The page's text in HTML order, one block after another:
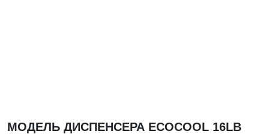
МОДЕЛЬ ДИСПЕНСЕРА ECOCOOL 16LB